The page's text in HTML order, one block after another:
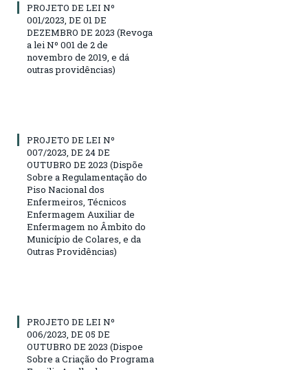
PROJETO DE LEI Nº
001/2023, DE 01 DE
DEZEMBRO DE 2023 (Revoga
a lei Nº 001 de 2 de
novembro de 2019, e dá
outras providências)
PROJETO DE LEI Nº
007/2023, DE 24 DE
OUTUBRO DE 2023 (Dispõe
Sobre a Regulamentação do
Piso Nacional dos
Enfermeiros, Técnicos
Enfermagem Auxiliar de
Enfermagem no Âmbito do
Município de Colares, e da
Outras Providências)
PROJETO DE LEI Nº
006/2023, DE 05 DE
OUTUBRO DE 2023 (Dispoe
Sobre a Criação do Programa